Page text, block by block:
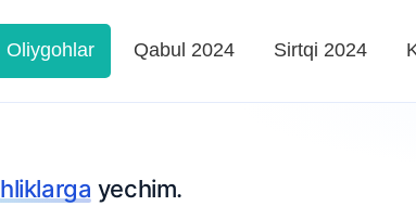
Oliygohlar Qabul 2024 Sirtqi 2024
yechim.